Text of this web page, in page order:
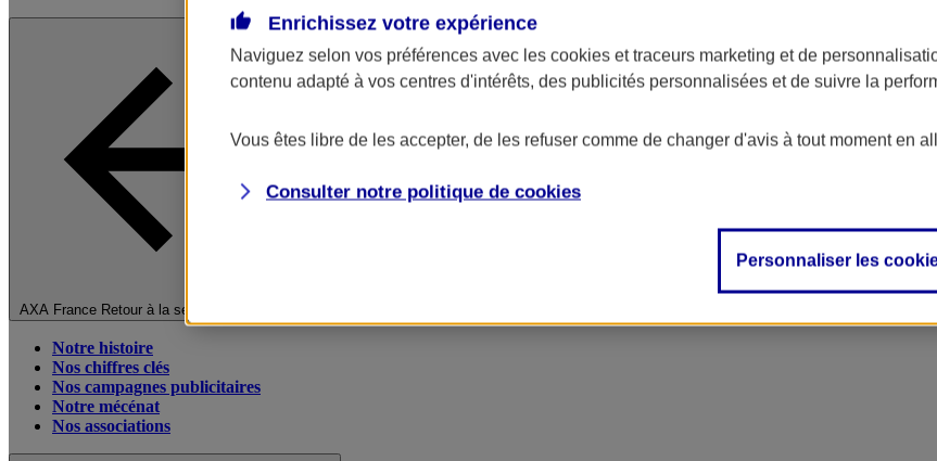
AXA France Retour à la section précédente
Notre histoire
Nos chiffres clés
Nos campagnes publicitaires
Notre mécénat
Nos associations
Enrichissez votre expérience
Naviguez selon vos préférences avec les cookies et traceurs marketing et de
contenu adapté à vos centres d'intérêts, des publicités personnalisées et de suivre la
Vous êtes libre de les accepter, de les refuser comme de changer d'avis à tout moment en
Consulter notre politique de cookies
Personnaliser les